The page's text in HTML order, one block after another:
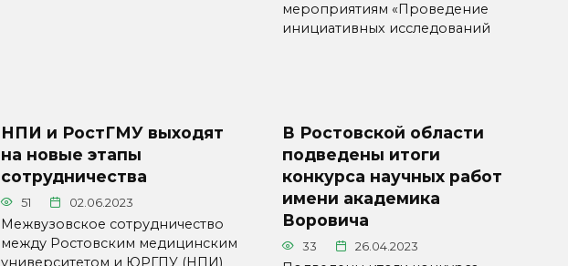
мероприятиям «Проведение
инициативных исследований
НПИ и РостГМУ выходят
на новые этапы
сотрудничества
51 02.06.2023
Межвузовское сотрудничество
между Ростовским медицинским
университетом и ЮРГПУ (НПИ)
В Ростовской области
подведены итоги
конкурса научных работ
имени академика
Воровича
33 26.04.2023